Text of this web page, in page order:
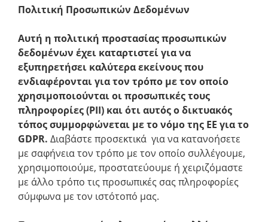
Πολιτική Προσωπικών Δεδομένων
Αυτή η πολιτική προστασίας προσωπικών
δεδομένων έχει καταρτιστεί για να
εξυπηρετήσει καλύτερα εκείνους που
ενδιαφέρονται για τον τρόπο με τον οποίο
χρησιμοποιούνται οι προσωπικές τους
πληροφορίες (PII) και ότι αυτός ο δικτυακός
τόπος συμμορφώνεται με το νόμο της ΕΕ για το
GDPR. Διαβάστε προσεκτικά για να κατανοήσετε
με σαφήνεια τον τρόπο με τον οποίο συλλέγουμε,
χρησιμοποιούμε, προστατεύουμε ή χειριζόμαστε
με άλλο τρόπο τις προσωπικές σας πληροφορίες
σύμφωνα με τον ιστότοπό μας.